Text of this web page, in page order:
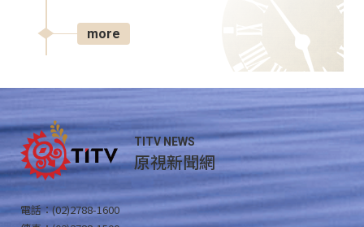
more
TITV NEWS
原視新聞網
電話：(02)2788-1600